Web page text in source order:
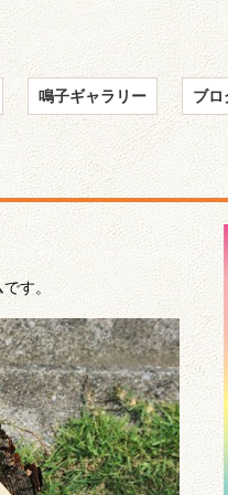
鳴子ギャラリー ブロ
す。